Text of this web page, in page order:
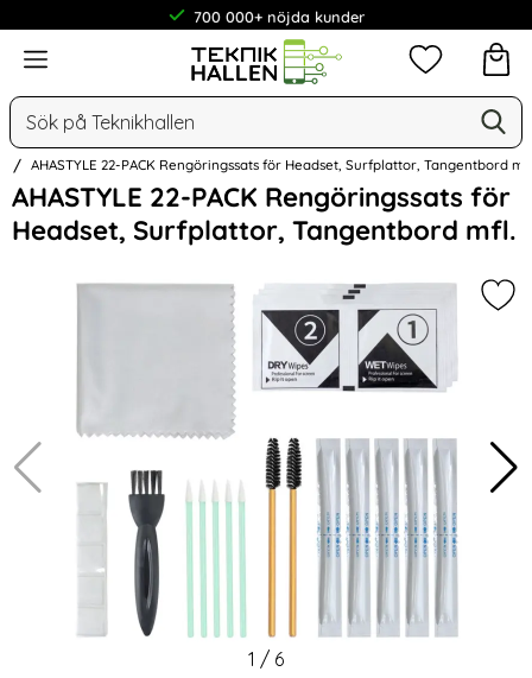
700 000+ nöjda kunder
Meny
Sök
Mina
AHASTYLE 22-PACK Rengöringssats för Headset, Surfplattor, Tangentbord
AHASTYLE 22-PACK Rengöringssats för
Headset, Surfplattor, Tangentbord mfl.
Hoppa
över
Bilder
1 / 6